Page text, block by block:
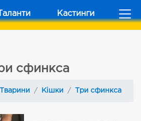
Таланти Кастинги
сфинкса
Тварини Кішки Три сфинкса